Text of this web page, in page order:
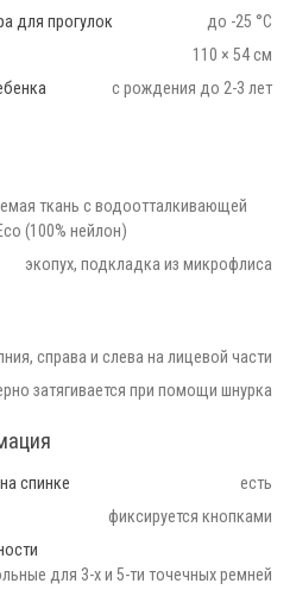
для прогулок
до -25 °С
110 × 54 см
с рождения до 2-3 лет
ткань с водоотталкивающей
(100% нейлон)
экопух, подкладка из микрофлиса
справа и слева на лицевой части
затягивается при помощи шнурка
спинке
есть
фиксируется кнопками
для 3-х и 5-ти точечных ремней